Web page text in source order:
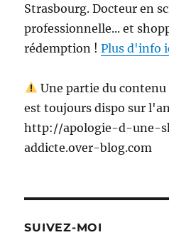
Strasbourg. Docteur en
professionnelle... et
rédemption !Plus d'info
Une partie du
est toujours dispo sur
http://apologie-d-une-
addicte.over-blog.com
SUIVEZ-MOI